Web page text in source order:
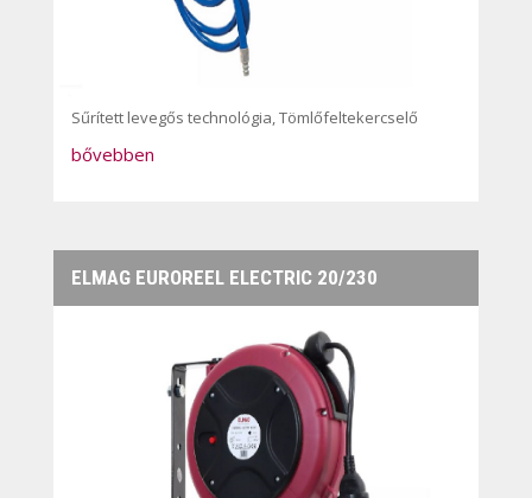
Sűrített levegős technológia Tömlőfeltekercselő
bővebben
ELMAG EUROREEL ELECTRIC 20/230